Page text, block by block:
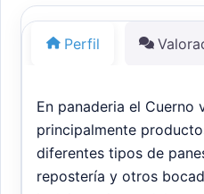
Perfil
En panaderia el Cuerno
principalmente
diferentes tipos de
repostería y otros